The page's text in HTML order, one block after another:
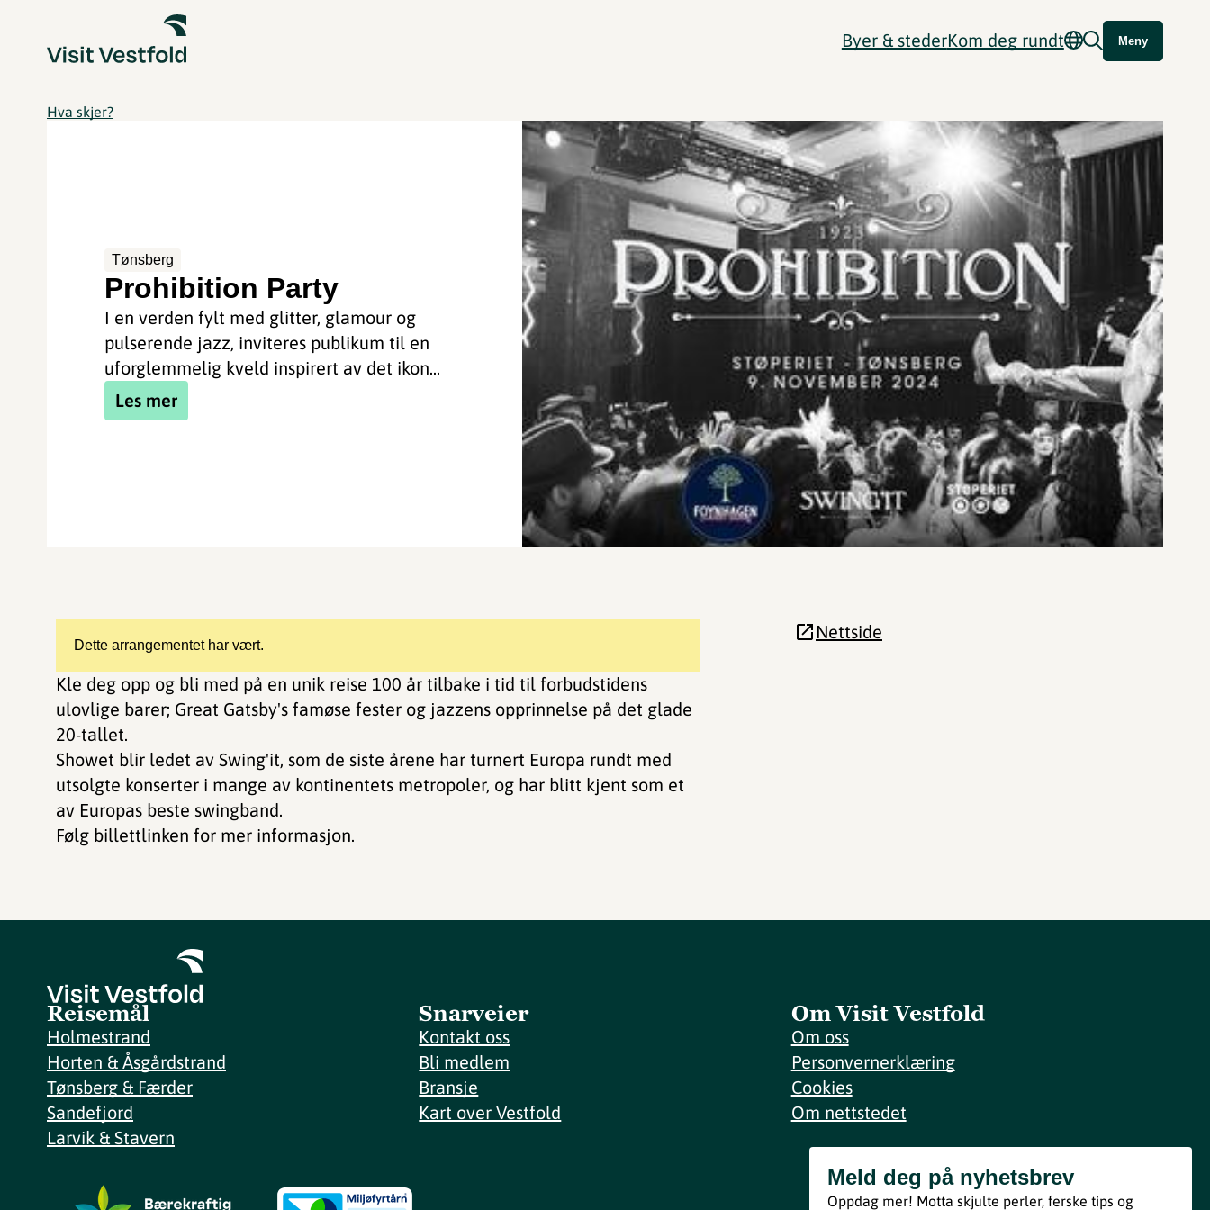
Byer & stederKom deg rundt Meny
Hva skjer?
Tønsberg
Prohibition Party
I en verden fylt med glitter, glamour og
pulserende jazz, inviteres publikum til en
uforglemmelig kveld inspirert av det ikon...
Les mer
Dette arrangementet har vært.
Kle deg opp og bli med på en unik reise 100 år tilbake i tid til forbudstidens
ulovlige barer; Great Gatsby's famøse fester og jazzens opprinnelse på det glade
20-tallet.
Showet blir ledet av Swing'it, som de siste årene har turnert Europa rundt med
utsolgte konserter i mange av kontinentets metropoler, og har blitt kjent som et
av Europas beste swingband.
Følg billettlinken for mer informasjon.
Nettside
Reisemål
Holmestrand
Horten & Åsgårdstrand
Tønsberg & Færder
Sandefjord
Larvik & Stavern
Snarveier
Kontakt oss
Bli medlem
Bransje
Kart over Vestfold
Om Visit Vestfold
Om oss
Personvernerklæring
Cookies
Om nettstedet
Meld deg på nyhetsbrev
Meld deg på nyhetsbrev
Oppdag mer! Motta skjulte perler, ferske tips og